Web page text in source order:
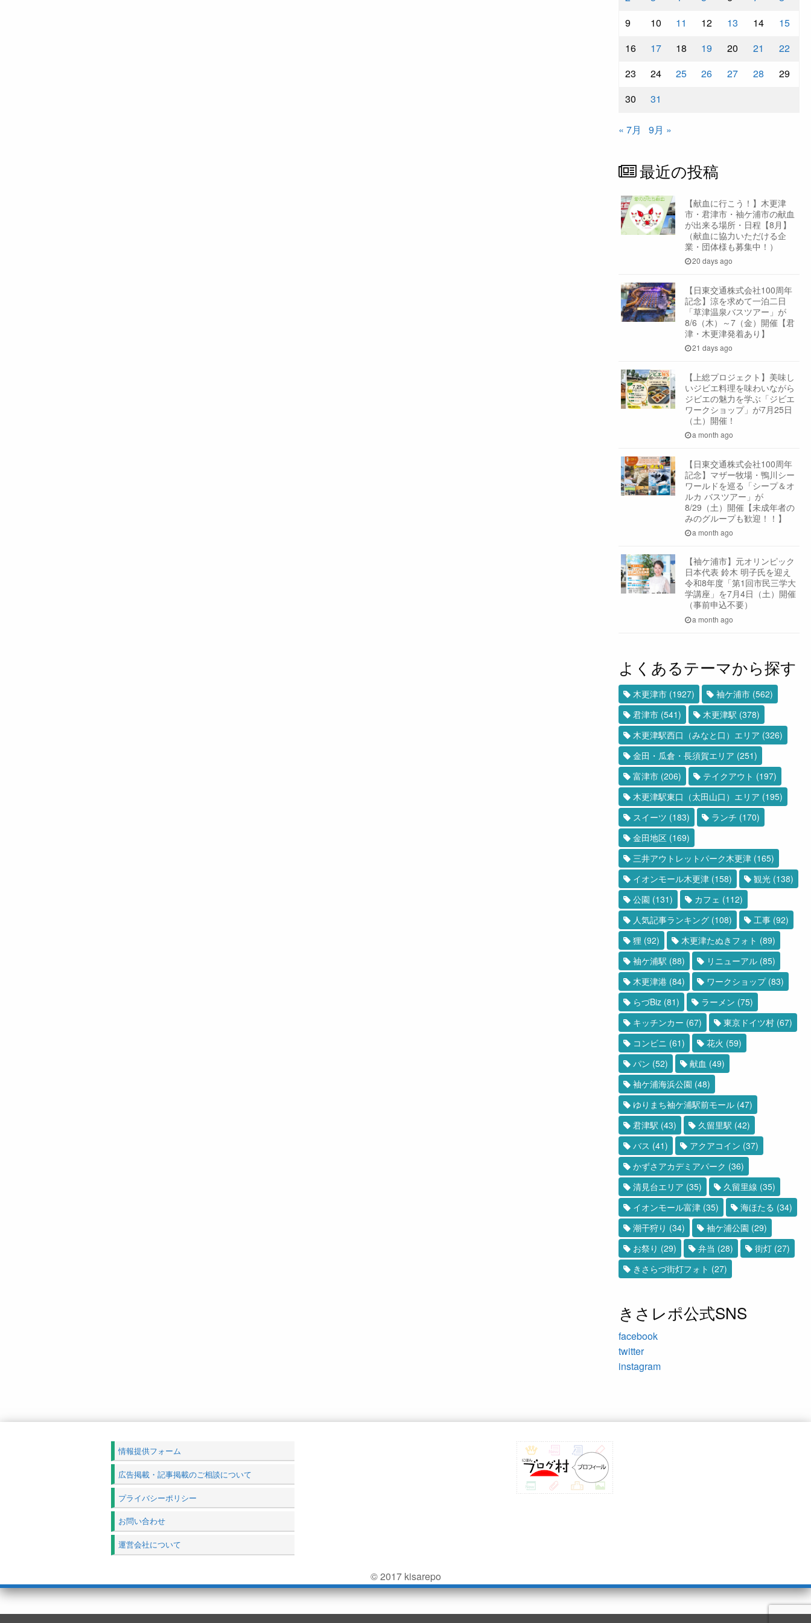
9
10 11 12 13 14
15
16
17 18 19 20 21
22
23
24 25 26 27 28
29
30
31
« 7月 9月 »
最近の投稿
【献血に行こう！】木更津
市・君津市・袖ケ浦市の献血
が出来る場所・日程【8月】
（献血に協力いただける企
業・団体様も募集中！）
20 days ago
【日東交通株式会社100周年
記念】涼を求めて一泊二日
「草津温泉バスツアー」が
8/6（木）～7（金）開催【君
津・木更津発着あり】
21 days ago
【上総プロジェクト】美味し
いジビエ料理を味わいながら
ジビエの魅力を学ぶ「ジビエ
ワークショップ」が7月25日
（土）開催！
a month ago
【日東交通株式会社100周年
記念】マザー牧場・鴨川シー
ワールドを巡る「シープ＆オ
ルカ バスツアー」が
8/29（土）開催【未成年者の
みのグループも歓迎！！】
a month ago
【袖ケ浦市】元オリンピック
日本代表 鈴木 明子氏を迎え
令和8年度「第1回市民三学大
学講座」を7月4日（土）開催
（事前申込不要）
a month ago
よくあるテーマから探す
木更津市(1927) 袖ケ浦市(562)
君津市(541) 木更津駅 (378)
木更津駅西口（みなと口）エリア (326)
金田・瓜倉・長須賀エリア (251)
富津市(206) テイクアウト (197)
木更津駅東口（太田山口）エリア (195)
スイーツ (183) ランチ (170)
金田地区(169)
三井アウトレットパーク木更津(165)
イオンモール木更津(158) 観光(138)
公園 (131) カフェ (112)
人気記事ランキング(108) 工事(92)
狸 (92) 木更津たぬきフォト (89)
袖ケ浦駅 (88) リニューアル(85)
木更津港(84) ワークショップ(83)
らづBiz(81) ラーメン (75)
キッチンカー (67) 東京ドイツ村(67)
コンビニ (61) 花火 (59)
パン (52) 献血 (49)
袖ケ浦海浜公園 (48)
ゆりまち袖ケ浦駅前モール(47)
君津駅 (43) 久留里駅 (42)
バス (41) アクアコイン (37)
かずさアカデミアパーク (36)
清見台エリア (35) 久留里線 (35)
イオンモール富津(35) 海ほたる (34)
潮干狩り (34) 袖ケ浦公園 (29)
お祭り (29) 弁当 (28) 街灯(27)
きさらづ街灯フォト (27)
きさレポ公式SNS
facebook
twitter
instagram
情報提供フォーム
広告掲載・記事掲載のご相談について
プライバシーポリシー
お問い合わせ
運営会社について
© 2017 kisarepo